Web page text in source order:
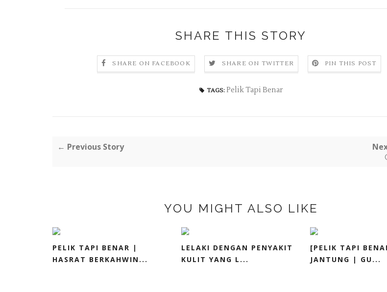
SHARE THIS STORY
SHARE ON FACEBOOK SHARE ON TWITTER PIN THIS POST
TAGS: Pelik Tapi Benar
← Previous Story
YOU MIGHT ALSO LIKE
PELIK TAPI BENAR |
HASRAT BERKAHWIN...
LELAKI DENGAN PENYAKIT
KULIT YANG L...
[PELIK TAPI
JANTUNG | GU...